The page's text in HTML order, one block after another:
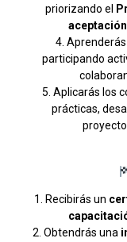
priorizando el
aceptación
participando
Aplicarás los
prácticas,
Recibirás un
Obtendrás una